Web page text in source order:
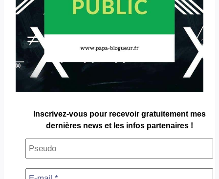
Inscrivez-vous pour recevoir gratuitement mes
dernières news et les infos partenaires !